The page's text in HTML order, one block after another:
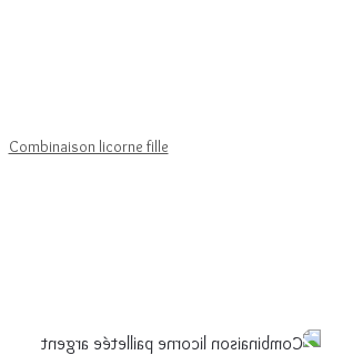
Combinaison licorne fille